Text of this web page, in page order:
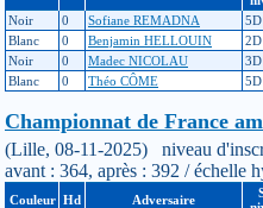
Noir
0 Sofiane REMADNA 5D
Blanc
0 Benjamin HELLOUIN 2D
Noir
0 Madec NICOLAU 3D
Blanc
0 Théo CÔME 5D
Championnat de France
(Lille, 08-11-2025) niveau
avant : 364, après : 392 / échelle
Couleur Hd Adversaire